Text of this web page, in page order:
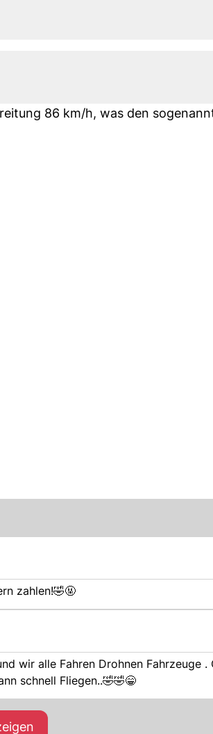
86 km/h, was den
zahlen!🤣🤬
schnell Fliegen..🤣🤣😁